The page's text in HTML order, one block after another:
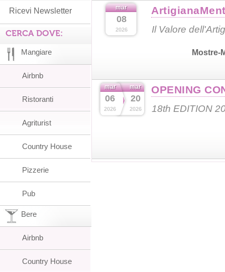
mar
08
2026 Il Valore
Mostre-
mar
06
2026
mar
20
2026
OPENING
18th EDITION
Ricevi Newsletter
CERCA DOVE:
Mangiare
Airbnb
Ristoranti
Agriturist
Country House
Pizzerie
Pub
Bere
Airbnb
Country House